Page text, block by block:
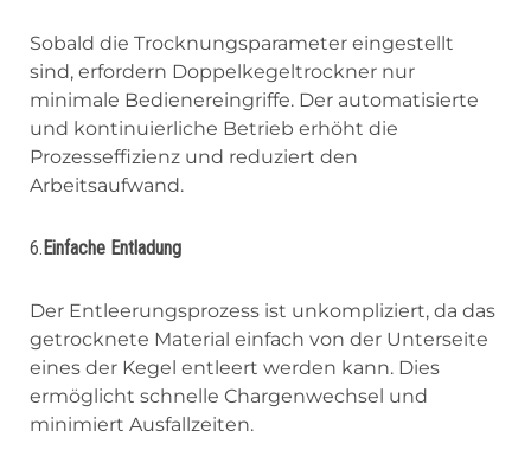
Sobald die Trocknungsparameter eingestellt
sind, erfordern Doppelkegeltrockner nur
minimale Bedienereingriffe. Der automatisierte
und kontinuierliche Betrieb erhöht die
Prozesseffizienz und reduziert den
Arbeitsaufwand.
6.Einfache Entladung
Der Entleerungsprozess ist unkompliziert, da das
getrocknete Material einfach von der Unterseite
eines der Kegel entleert werden kann. Dies
ermöglicht schnelle Chargenwechsel und
minimiert Ausfallzeiten.